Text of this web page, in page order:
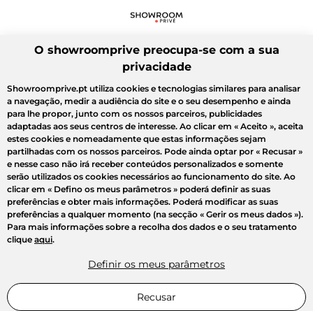
O showroomprive preocupa-se com a sua
privacidade
Showroomprive.pt utiliza cookies e tecnologias similares para analisar
a navegação, medir a audiência do site e o seu desempenho e ainda
para lhe propor, junto com os nossos parceiros, publicidades
adaptadas aos seus centros de interesse. Ao clicar em « Aceito », aceita
estes cookies e nomeadamente que estas informações sejam
partilhadas com os nossos parceiros. Pode ainda optar por « Recusar »
e nesse caso não irá receber conteúdos personalizados e somente
serão utilizados os cookies necessários ao funcionamento do site. Ao
clicar em « Defino os meus parâmetros » poderá definir as suas
preferências e obter mais informações. Poderá modificar as suas
preferências a qualquer momento (na secção « Gerir os meus dados »).
Para mais informações sobre a recolha dos dados e o seu tratamento
clique aqui.
Definir os meus parâmetros
Recusar